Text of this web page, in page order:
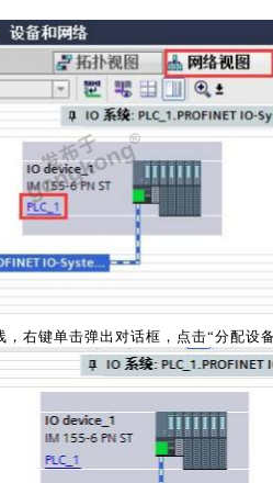
右键单击弹出对话框，点击“分配设